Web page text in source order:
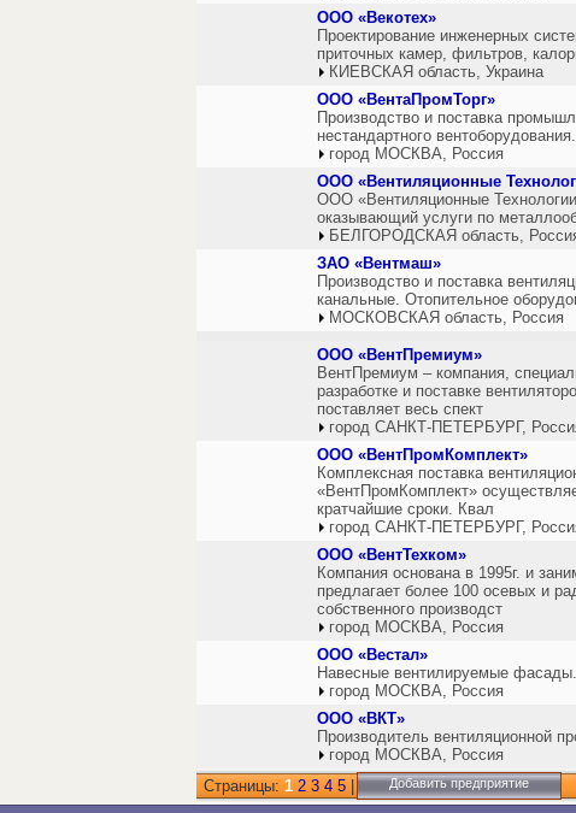
ООО «Векотех»
Проектирование инженерных
приточных камер, фильтров,
КИЕВСКАЯ область, Украина
ООО «ВентаПромТорг»
Производство и поставка
нестандартного
город МОСКВА, Россия
ООО «Вентиляционные
ООО «Вентиляционные
оказывающий услуги по
БЕЛГОРОДСКАЯ область,
ЗАО «Вентмаш»
Производство и поставка
канальные. Отопительное
МОСКОВСКАЯ область, Россия
ООО «ВентПремиум»
ВентПремиум – компания,
разработке и поставке
поставляет весь спект
город САНКТ-ПЕТЕРБУРГ,
ООО «ВентПромКомплект»
Комплексная поставка
«ВентПромКомплект»
кратчайшие сроки. Квал
город САНКТ-ПЕТЕРБУРГ,
ООО «ВентТехком»
Компания основана в 1995г. и
предлагает более 100 осевых и
собственного производст
город МОСКВА, Россия
ООО «Вестал»
Навесные вентилируемые фасады.
город МОСКВА, Россия
ООО «ВКТ»
Производитель вентиляционной
город МОСКВА, Россия
Страницы: 1 2 3 4 5 Добавить предприятие